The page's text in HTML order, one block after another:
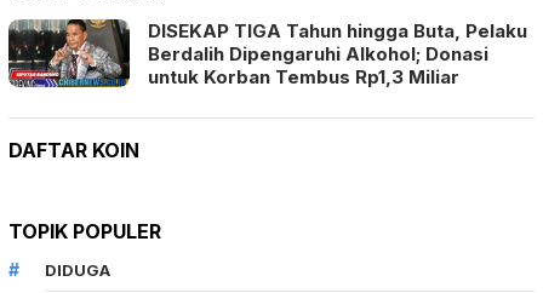
DISEKAP TIGA Tahun hingga Buta, Pelaku
Berdalih Dipengaruhi Alkohol; Donasi
untuk Korban Tembus Rp1,3 Miliar
DAFTAR KOIN
TOPIK POPULER
DIDUGA